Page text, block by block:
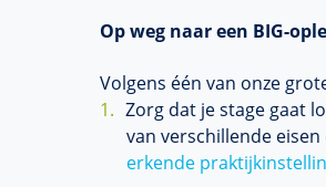
Op weg naar een BIG-
Volgens één van onze
Zorg dat je stage gaat
van verschillende
erkende